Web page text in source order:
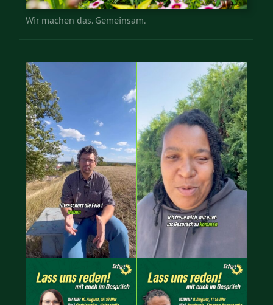
Wir machen das. Gemeinsam.